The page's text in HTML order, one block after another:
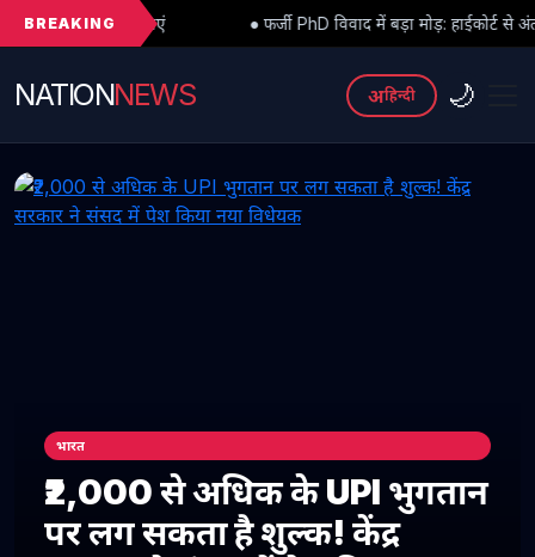
BREAKING● फर्जी PhD विवाद में बड़ा मोड़: हाईकोर्ट से अंतरिम राहत के बाद 3
NATIONNEWS अहिन्दी 🌙
भारत
₹2,000 से अधिक के UPI भुगतान
पर लग सकता है शुल्क! केंद्र